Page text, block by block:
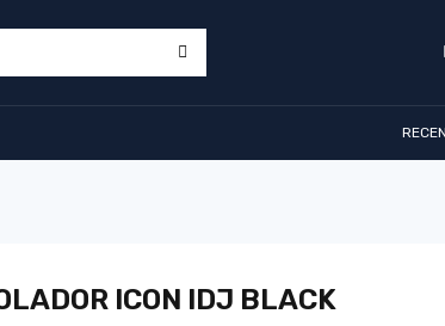
ICON IDJ BLACK